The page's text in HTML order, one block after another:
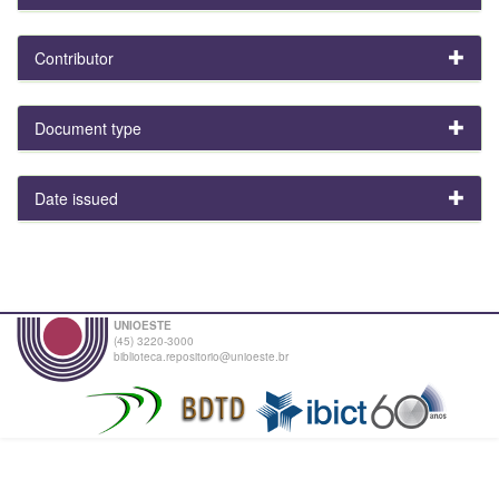
Contributor
Document type
Date issued
UNIOESTE
(45) 3220-3000
biblioteca.repositorio@unioeste.br